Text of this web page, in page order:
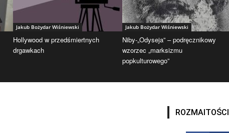
Jakub Bożydar Wiśniewski
Hollywood w przedśmiertnych
drgawkach
Jakub Bożydar Wiśniewski
Niby-„Odyseja” – podręcznikowy
wzorzec „marksizmu
popkulturowego”
ROZMAITOŚCI